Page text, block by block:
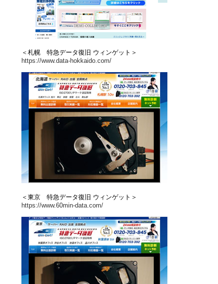
＜札幌 特急データ復旧 ウィンゲット＞
https://www.data-hokkaido.com/
＜東京 特急データ復旧 ウィンゲット＞
https://www.60min-data.com/